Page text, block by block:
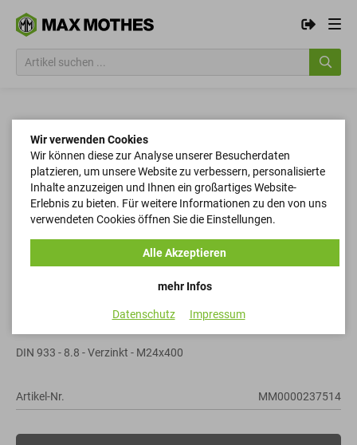
Sechskantschrauben
DIN 933 - 8.8 - Verzinkt - M24x400
Artikel-Nr. MM0000237514
Wir verwenden Cookies
Wir können diese zur Analyse unserer Besucherdaten
platzieren, um unsere Website zu verbessern, personalisierte
Inhalte anzuzeigen und Ihnen ein großartiges Website-
Erlebnis zu bieten. Für weitere Informationen zu den von uns
verwendeten Cookies öffnen Sie die Einstellungen.
mehr Infos
Alle Akzeptieren
Datenschutz Impressum